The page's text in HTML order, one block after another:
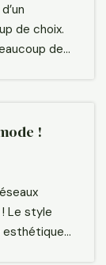
de choix.
de…
!
Le style
esthétique…